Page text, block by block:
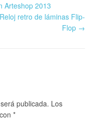
Arteshop 2013
Reloj retro de láminas Flip-
Flop →
publicada. Los
*